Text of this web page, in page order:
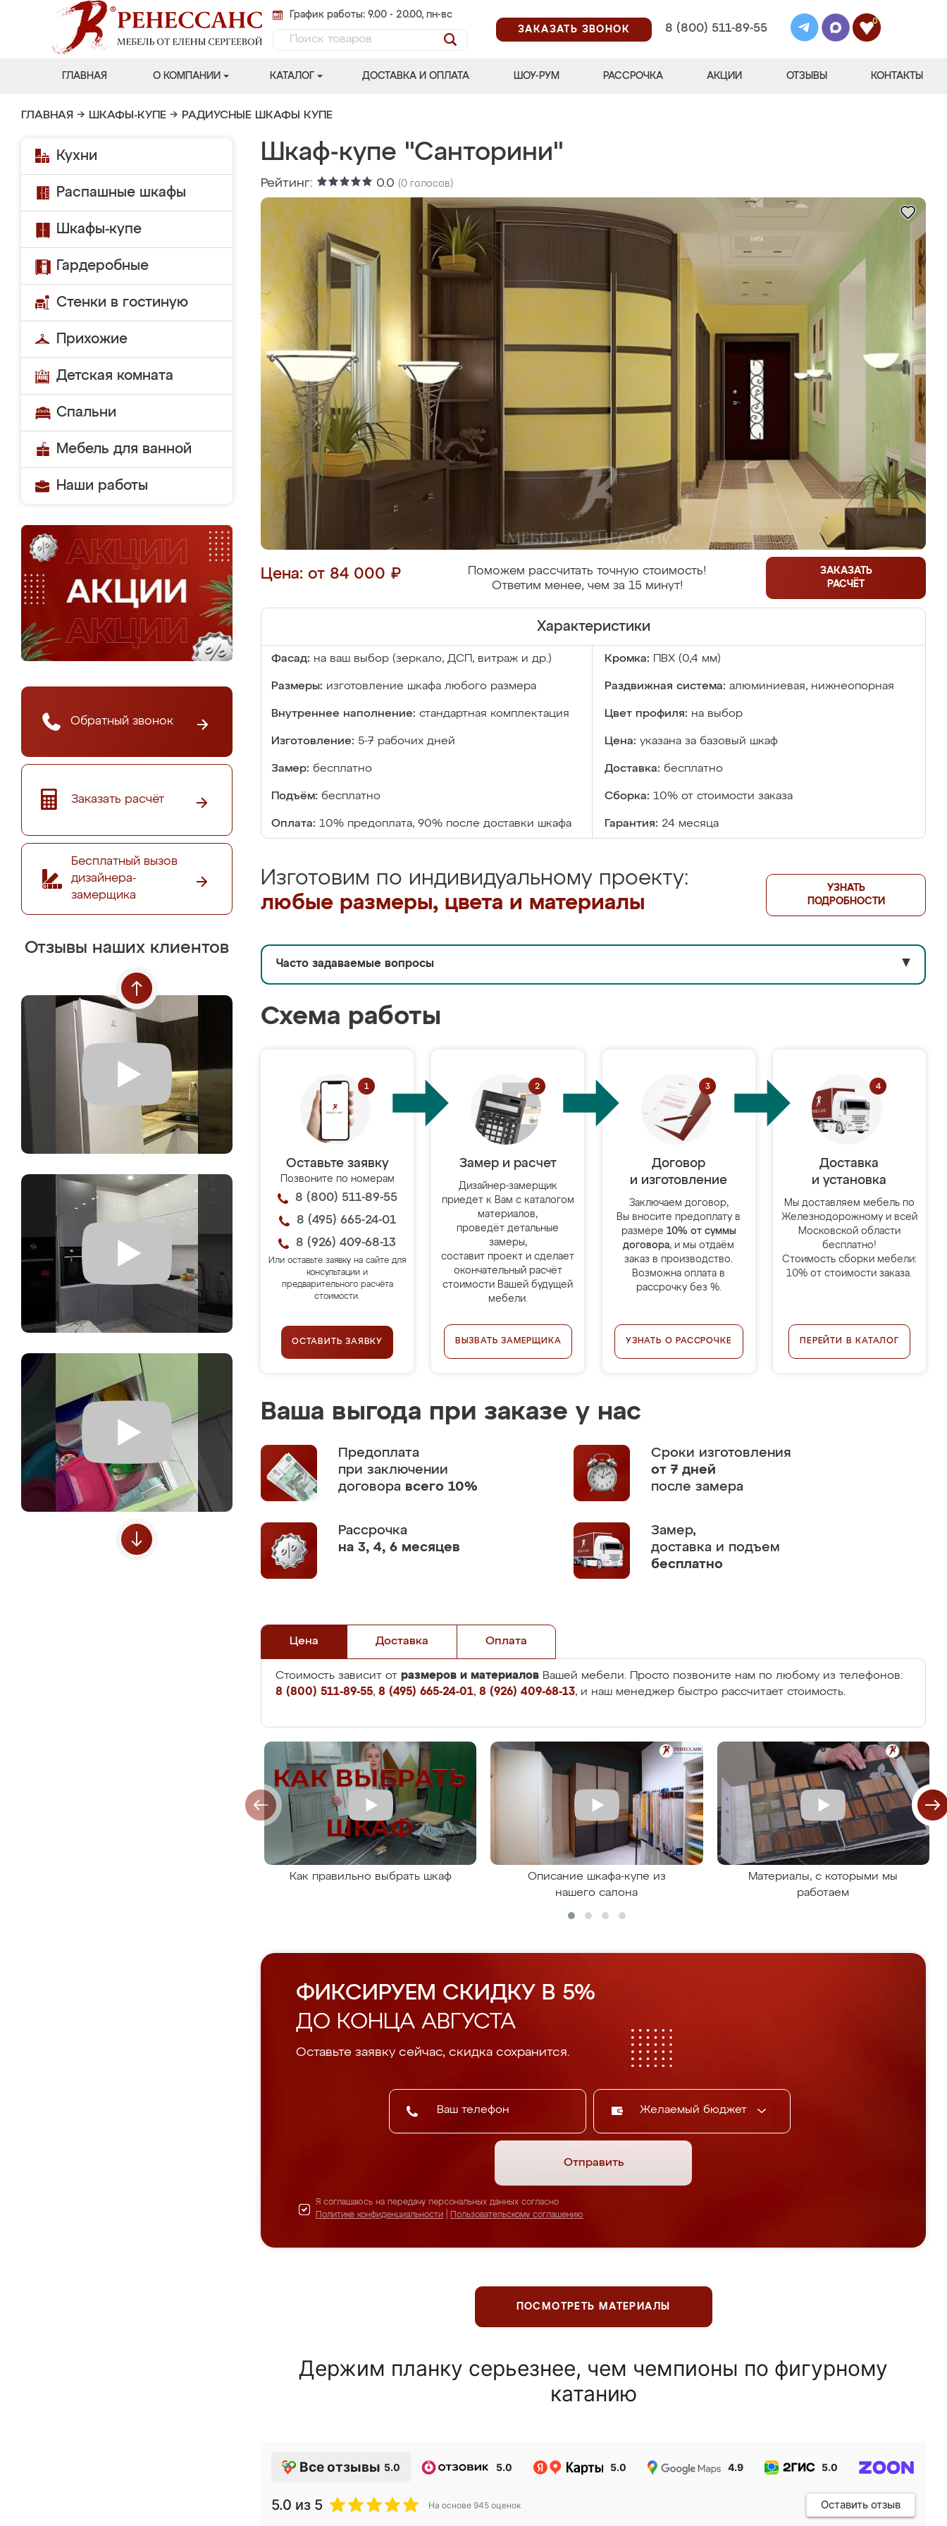
График работы: 9.00 - 20.00, пн-вс
ЗАКАЗАТЬ ЗВОНОК
8 (800) 511-89-55
0
ГЛАВНАЯ О КОМПАНИИ КАТАЛОГ ДОСТАВКА И ОПЛАТА ШОУ-РУМ РАССРОЧКА АКЦИИ ОТЗЫВЫ КОНТАКТЫ
ГЛАВНАЯ → ШКАФЫ-КУПЕ → РАДИУСНЫЕ ШКАФЫ КУПЕ
Кухни
Распашные шкафы
Шкафы-купе
Гардеробные
Стенки в гостиную
Прихожие
Детская комната
Спальни
Мебель для ванной
Наши работы
Обратный звонок
Заказать расчёт
Бесплатный вызов
дизайнера-
замерщика
Отзывы наших клиентов
Шкаф-купе "Санторини"
Рейтинг: 0.0 (0 голосов)
Цена: от 84 000 ₽
Поможем рассчитать точную стоимость!
Ответим менее, чем за 15 минут!
ЗАКАЗАТЬ
РАСЧЁТ
Характеристики
Фасад: на ваш выбор (зеркало, ДСП, витраж и др.) Кромка: ПВХ (0,4 мм)
Размеры: изготовление шкафа любого размера Раздвижная система: алюминиевая, нижнеопорная
Внутреннее наполнение: стандартная комплектация Цвет профиля: на выбор
Изготовление: 5-7 рабочих дней Цена: указана за базовый шкаф
Замер: бесплатно Доставка: бесплатно
Подъём: бесплатно Сборка: 10% от стоимости заказа
Оплата: 10% предоплата, 90% после доставки шкафа Гарантия: 24 месяца
Изготовим по индивидуальному проекту:
любые размеры, цвета и материалы
УЗНАТЬ
ПОДРОБНОСТИ
Часто задаваемые вопросы ▼
Схема работы
Оставьте заявку
Позвоните по номерам
8 (800) 511-89-55
8 (495) 665-24-01
8 (926) 409-68-13
Или оставьте заявку на сайте для
консультации и
предварительного расчёта
стоимости.
ОСТАВИТЬ ЗАЯВКУ
Замер и расчет
Дизайнер-замерщик
приедет к Вам с каталогом
материалов,
проведёт детальные
замеры,
составит проект и сделает
окончательный расчёт
стоимости Вашей будущей
мебели.
ВЫЗВАТЬ ЗАМЕРЩИКА
Договор
и изготовление
Заключаем договор,
Вы вносите предоплату в
размере 10% от суммы
договора, и мы отдаём
заказ в производство.
Возможна оплата в
рассрочку без %.
УЗНАТЬ О РАССРОЧКЕ
Доставка
и установка
Мы доставляем мебель по
Железнодорожному и всей
Московской области
бесплатно!
Стоимость сборки мебели:
10% от стоимости заказа.
ПЕРЕЙТИ В КАТАЛОГ
Ваша выгода при заказе у нас
Предоплата
при заключении
договора всего 10%
Сроки изготовления
от 7 дней
после замера
Рассрочка
на 3, 4, 6 месяцев
Замер,
доставка и подъем
бесплатно
Цена Доставка Оплата
Стоимость зависит от размеров и материалов Вашей мебели. Просто позвоните нам по любому из телефонов:
8 (800) 511-89-55, 8 (495) 665-24-01, 8 (926) 409-68-13, и наш менеджер быстро рассчитает стоимость.
Как правильно выбрать шкаф
Описание шкафа-купе из
нашего салона
Материалы, с которыми мы
работаем
ФИКСИРУЕМ СКИДКУ В 5%
ДО КОНЦА АВГУСТА
Оставьте заявку сейчас, скидка сохранится.
Желаемый бюджет
Отправить
Я соглашаюсь на передачу персональных данных согласно
Политике конфиденциальности
Пользовательскому соглашению
ПОСМОТРЕТЬ МАТЕРИАЛЫ
Держим планку серьезнее, чем чемпионы по фигурному
катанию
Все отзывы 5.0 5.0 5.0 4.9 5.0
5.0 из 5 На основе 945 оценок Оставить отзыв